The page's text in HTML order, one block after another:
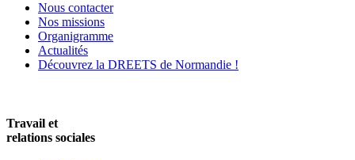
Nous contacter
Nos missions
Organigramme
Actualités
Découvrez la DREETS de Normandie !
Travail et
relations sociales